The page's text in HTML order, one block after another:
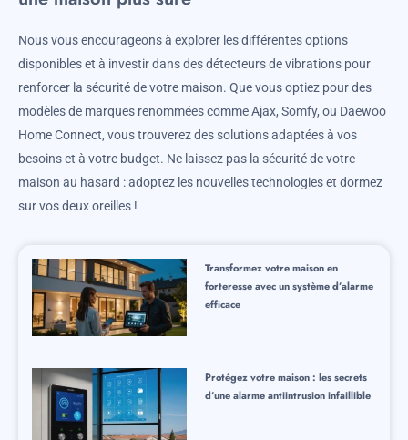
Nous vous encourageons à explorer les différentes options
disponibles et à investir dans des détecteurs de vibrations pour
renforcer la sécurité de votre maison. Que vous optiez pour des
modèles de marques renommées comme Ajax, Somfy, ou Daewoo
Home Connect, vous trouverez des solutions adaptées à vos
besoins et à votre budget. Ne laissez pas la sécurité de votre
maison au hasard : adoptez les nouvelles technologies et dormez
sur vos deux oreilles !
Transformez votre maison en
forteresse avec un système d’alarme
efficace
Protégez votre maison : les secrets
d’une alarme antiintrusion infaillible